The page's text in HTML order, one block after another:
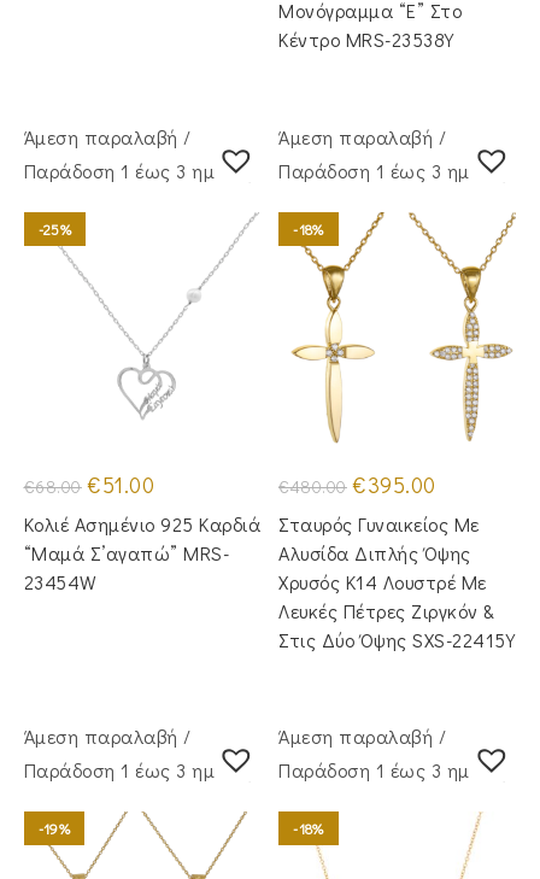
Μονόγραμμα “Ε” Στο
Κέντρο MRS-23538Y
Άμεση παραλαβή /
Παράδoση 1 έως 3 ημέρες
-25%
€68.00 Original
price
€68.00.
€51.00
τιμή
είναι:
€51.00.
Κολιέ Ασημένιο 925 Καρδιά
“Μαμά Σ’αγαπώ” MRS-
23454W
Άμεση παραλαβή /
Παράδoση 1 έως 3 ημέρες
-18%
€480.00 Original
price
was:
€480.00.
€395.00
τιμή
είναι:
€395.00.
Σταυρός Γυναικείος Με
Αλυσίδα Διπλής Όψης
Χρυσός Κ14 Λουστρέ Με
Λευκές Πέτρες Ζιργκόν &
Στις Δύο Όψης SXS-22415Y
Άμεση παραλαβή /
Παράδoση 1 έως 3 ημέρες
-19%
Άμεση παραλαβή /
Παράδoση 1 έως 3 ημέρες
-18%